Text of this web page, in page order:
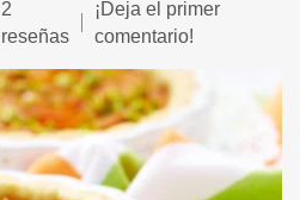
2
reseñas
¡Deja el primer
comentario!